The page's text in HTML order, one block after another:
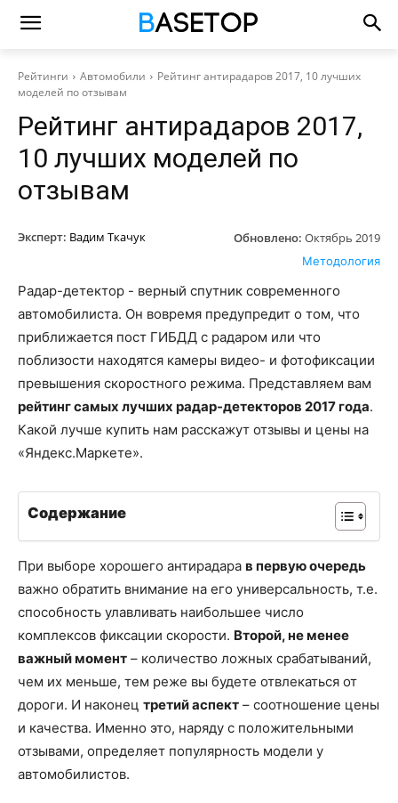
Рейтинги Автомобили
Рейтинг антирадаров 2017, 10 лучших
моделей по отзывам
Рейтинг антирадаров 2017,
10 лучших моделей по
отзывам
Эксперт: Вадим Ткачук Обновлено: Октябрь 2019
Методология
Радар-детектор - верный спутник современного
автомобилиста. Он вовремя предупредит о том, что
приближается пост ГИБДД с радаром или что
поблизости находятся камеры видео- и фотофиксации
превышения скоростного режима. Представляем вам
рейтинг самых лучших радар-детекторов 2017 года.
Какой лучше купить нам расскажут отзывы и цены на
«Яндекс.Маркете».
Содержание
При выборе хорошего антирадара в первую очередь
важно обратить внимание на его универсальность, т.е.
способность улавливать наибольшее число
комплексов фиксации скорости. Второй, не менее
важный момент – количество ложных срабатываний,
чем их меньше, тем реже вы будете отвлекаться от
дороги. И наконец третий аспект – соотношение цены
и качества. Именно это, наряду с положительными
отзывами, определяет популярность модели у
автомобилистов.